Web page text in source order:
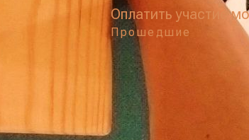
Оплатить участие
Прошедшие